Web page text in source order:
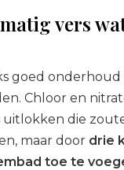
vers
goed
Chloor en
uitlokken die
maar door drie
toe te